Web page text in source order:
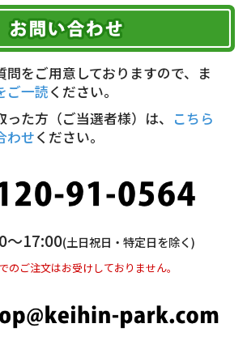
お届け可能時間帯
14～16時
16～18時
19～21時 指定なし
代金引換(現金のみ)
円未満…330円(税込)
銀行振込(前払い)
名＞ カ）ディースタイル
込み手数料お客様ご負担。
（条件）や、お客様にご負担い
ざいます。
詳しくはこちら▶
問をご用意しておりますので、ま
ご一読ください。
た方（ご当選者様）は、 こちら
わせください。
〜17:00(土日祝日・特定日を除く)
のご注文はお受けしておりません。